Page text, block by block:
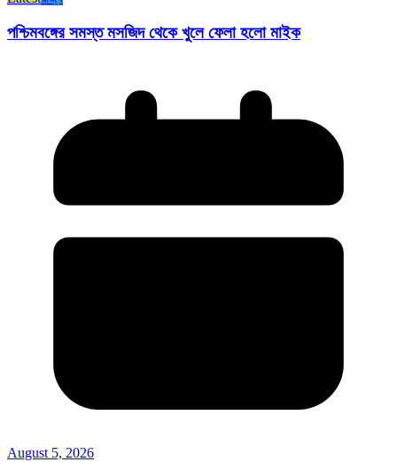
পশ্চিমবঙ্গের সমস্ত মসজিদ থেকে খুলে ফেলা হলো মাইক
August 5, 2026